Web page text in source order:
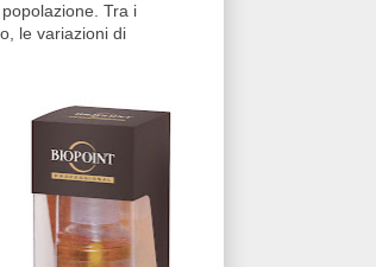
Tra i
le variazioni di